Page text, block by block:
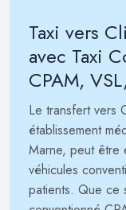
Taxi vers
avec Taxi
CPAM,
Le transfert vers
établissement
Marne, peut être
véhicules
patients. Que ce